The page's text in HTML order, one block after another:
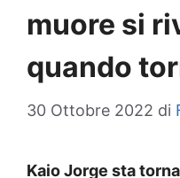
muore si
quando
30 Ottobre 2022 di
Kaio Jorge sta